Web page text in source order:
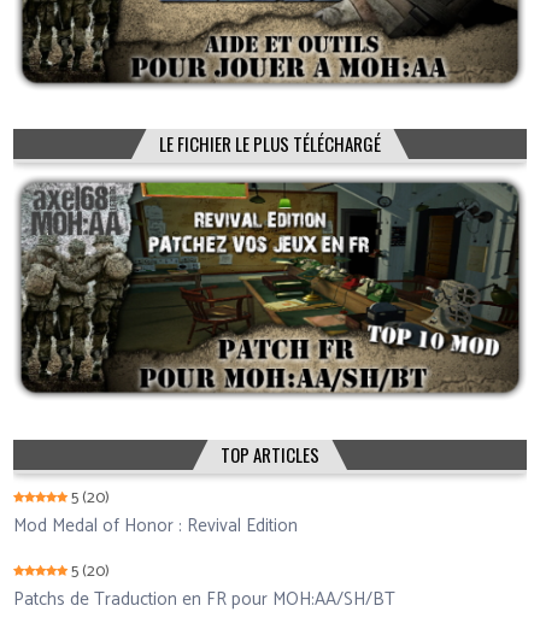
LE FICHIER LE PLUS TÉLÉCHARGÉ
TOP ARTICLES
5(20)
Mod Medal of Honor : Revival Edition
5(20)
Patchs de Traduction en FR pour MOH:AA/SH/BT